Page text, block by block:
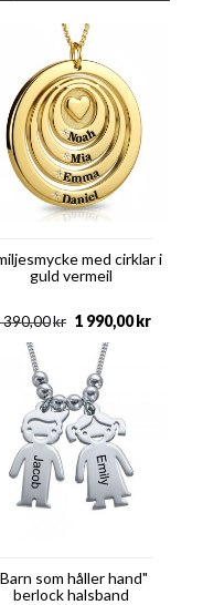
med cirklar i
guld vermeil
kr
390,00 kr
1 990,00
som håller hand"
berlock halsband